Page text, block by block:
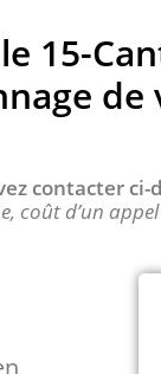
15-
de
contacter
coût d’un